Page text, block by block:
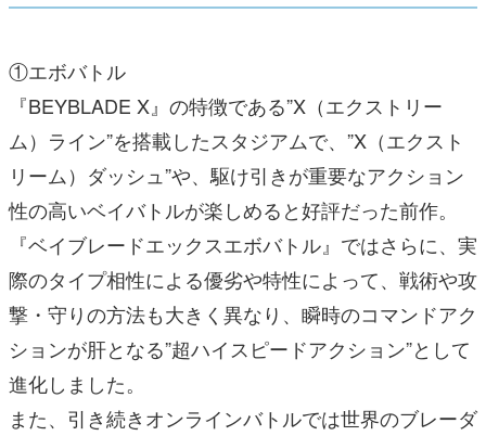
①エボバトル
『BEYBLADE X』の特徴である”X（エクストリー
ム）ライン”を搭載したスタジアムで、”X（エクスト
リーム）ダッシュ”や、駆け引きが重要なアクション
性の高いベイバトルが楽しめると好評だった前作。
『ベイブレードエックスエボバトル』ではさらに、実
際のタイプ相性による優劣や特性によって、戦術や攻
撃・守りの方法も大きく異なり、瞬時のコマンドアク
ションが肝となる”超ハイスピードアクション”として
進化しました。
また、引き続きオンラインバトルでは世界のブレーダ